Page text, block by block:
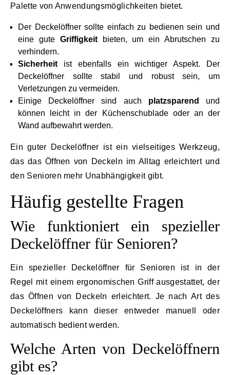
Palette von Anwendungsmöglichkeiten bietet.
Der Deckelöffner sollte einfach zu bedienen sein und
eine gute Griffigkeitbieten, um ein Abrutschen zu
verhindern.
Sicherheit ist ebenfalls ein wichtiger Aspekt. Der
Deckelöffner sollte stabil und robust sein, um
Verletzungen zu vermeiden.
Einige Deckelöffner sind auch platzsparend
und
können leicht in der Küchenschublade oder an der
Wand aufbewahrt werden.
Ein guter Deckelöffner ist ein vielseitiges Werkzeug,
das das Öffnen von Deckeln im Alltag erleichtert und
den Senioren mehr Unabhängigkeit gibt.
Häufig gestellte Fragen
Wie funktioniert ein spezieller
Deckelöffner für Senioren?
Ein spezieller Deckelöffner für Senioren ist in der
Regel mit einem ergonomischen Griff ausgestattet, der
das Öffnen von Deckeln erleichtert. Je nach Art des
Deckelöffners kann dieser entweder manuell oder
automatisch bedient werden.
Welche Arten von Deckelöffnern
gibt es?